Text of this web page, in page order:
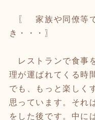
〖 家族や同僚等で
き・・・〗
レストランで食事
理が運ばれてくる時
でも、もっと楽しく
思っています。それ
をした後です。中に